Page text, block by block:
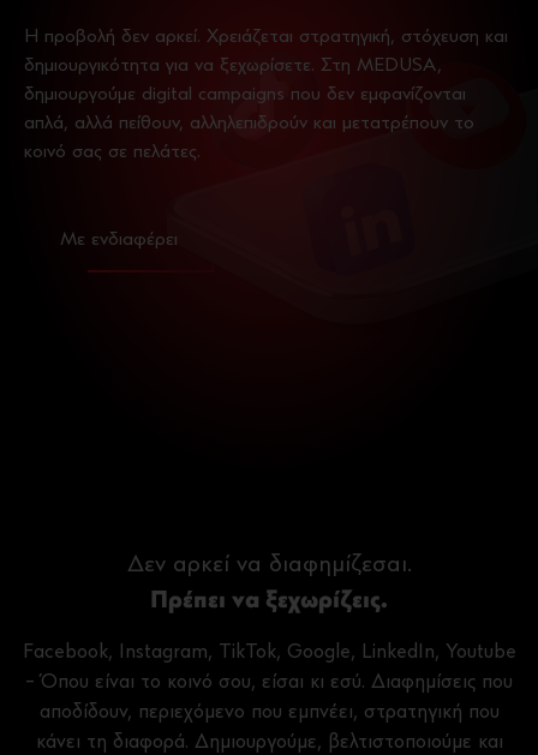
Η προβολή δεν αρκεί. Χρειάζεται στρατηγική, στόχευση και
δημιουργικότητα για να ξεχωρίσετε. Στη MEDUSA,
δημιουργούμε digital campaigns που δεν εμφανίζονται
απλά, αλλά πείθουν, αλληλεπιδρούν και μετατρέπουν το
κοινό σας σε πελάτες.
Με ενδιαφέρει
Δεν αρκεί να διαφημίζεσαι.
Πρέπει να ξεχωρίζεις.
Facebook, Instagram, TikTok, Google, LinkedIn, Youtube
– Όπου είναι το κοινό σου, είσαι κι εσύ. Διαφημίσεις που
αποδίδουν, περιεχόμενο που εμπνέει, στρατηγική που
κάνει τη διαφορά. Δημιουργούμε, βελτιστοποιούμε και